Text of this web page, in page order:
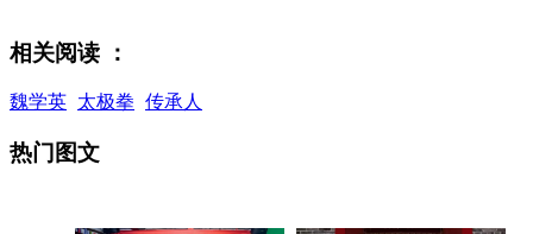
相关阅读 ：
魏学英 太极拳 传承人
热门图文